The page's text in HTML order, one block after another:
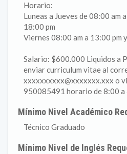
Horario:
Luneas a Jueves de 08:00 am
18:00 pm
Viernes 08:00 am a 13:00 pm
Salario: $600.000 Liquidos a
enviar curriculum vitae al
xxxxxxxxxx@xxxxxxx.xxx o
950085491 horario de 8:00 a
Mínimo Nivel Académico
Técnico Graduado
Mínimo Nivel de Inglés